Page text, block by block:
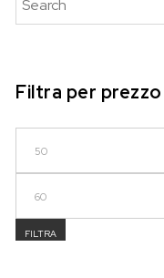
Filtra per prezzo
FILTRA